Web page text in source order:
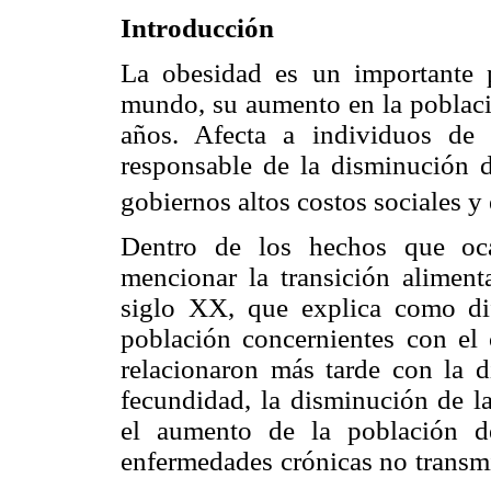
Introducción
La obesidad es un
mundo, su aumento en la
años. Afecta a individuos de
responsable de la disminución
gobiernos altos costos sociales
Dentro de los hechos que
mencionar la transición
siglo XX, que explica como
población concernientes con
relacionaron más tarde con la
fecundidad, la disminución de
el aumento de la población
enfermedades crónicas no